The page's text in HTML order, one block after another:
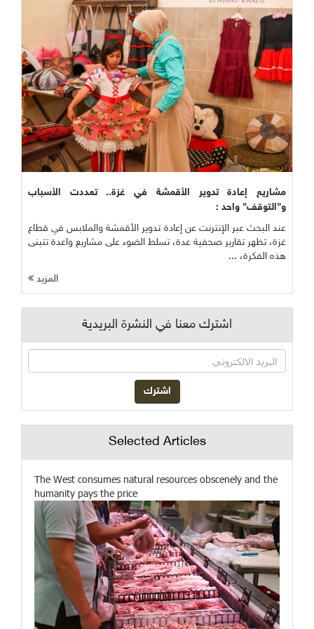
مشاريع إعادة تدوير الأقمشة في غزة.. تعددت الأسباب
و"التوقف" واحد :
عند البحث عبر الإنترنت عن إعادة تدوير الأقمشة والملابس في قطاع
غزة، تظهر تقارير صحفية عدة، تسلط الضوء على مشاريع واعدة تتبنى
هذه الفكرة، ...
المزيد
اشترك معنا في النشرة البريدية
Selected Articles
The West consumes natural resources obscenely and the
humanity pays the price